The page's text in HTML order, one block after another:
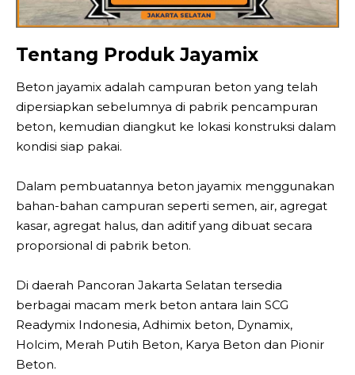
Tentang Produk Jayamix
Beton jayamix adalah campuran beton yang telah
dipersiapkan sebelumnya di pabrik pencampuran
beton, kemudian diangkut ke lokasi konstruksi dalam
kondisi siap pakai.
Dalam pembuatannya beton jayamix menggunakan
bahan-bahan campuran seperti semen, air, agregat
kasar, agregat halus, dan aditif yang dibuat secara
proporsional di pabrik beton.
Di daerah Pancoran Jakarta Selatan tersedia
berbagai macam merk beton antara lain SCG
Readymix Indonesia, Adhimix beton, Dynamix,
Holcim, Merah Putih Beton, Karya Beton dan Pionir
Beton.